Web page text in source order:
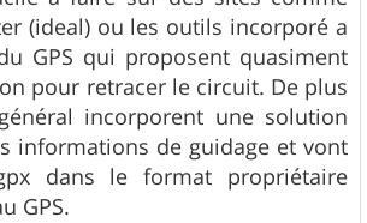
(ideal) ou les outils incorporé a
GPS qui proposent quasiment
pour retracer le circuit. De plus
incorporent une solution
informations de guidage et vont
dans le format propriétaire
GPS.